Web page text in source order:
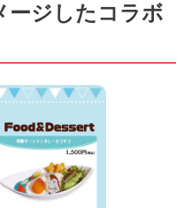
ージしたコラボ